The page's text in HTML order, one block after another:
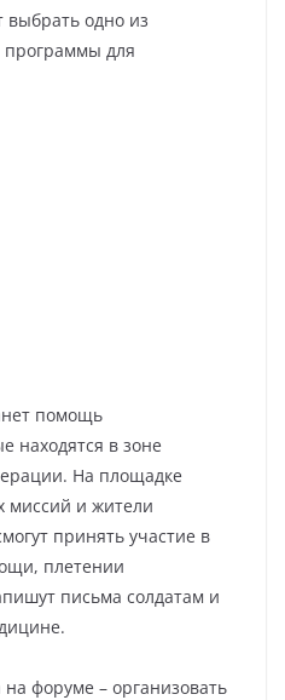
выбрать одно из
программы для
помощь
находятся в зоне
На площадке
миссий и жители
принять участие в
плетении
письма солдатам и
форуме – организовать